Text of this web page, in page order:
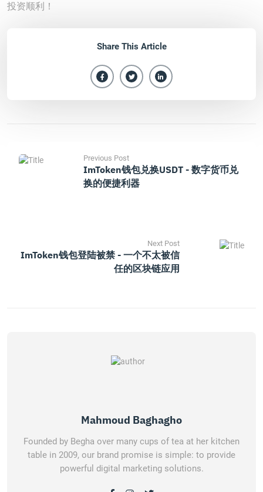
投资顺利！
Share This Article
Previous Post
ImToken钱包兑换USDT - 数字货币兑
换的便捷利器
Next Post
ImToken钱包登陆被禁 - 一个不太被信
任的区块链应用
Mahmoud Baghagho
Founded by Begha over many cups of tea at her kitchen
table in 2009, our brand promise is simple: to provide
powerful digital marketing solutions.